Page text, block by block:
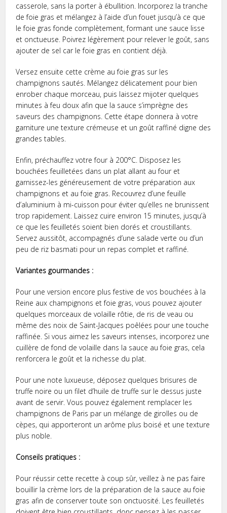
casserole, sans la porter à ébullition. Incorporez la tranche
de foie gras et mélangez à l’aide d’un fouet jusqu’à ce que
le foie gras fonde complètement, formant une sauce lisse
et onctueuse. Poivrez légèrement pour relever le goût, sans
ajouter de sel car le foie gras en contient déjà.
Versez ensuite cette crème au foie gras sur les
champignons sautés. Mélangez délicatement pour bien
enrober chaque morceau, puis laissez mijoter quelques
minutes à feu doux afin que la sauce s’imprègne des
saveurs des champignons. Cette étape donnera à votre
garniture une texture crémeuse et un goût raffiné digne des
grandes tables.
Enfin, préchauffez votre four à 200°C. Disposez les
bouchées feuilletées dans un plat allant au four et
garnissez-les généreusement de votre préparation aux
champignons et au foie gras. Recouvrez d’une feuille
d’aluminium à mi-cuisson pour éviter qu’elles ne brunissent
trop rapidement. Laissez cuire environ 15 minutes, jusqu’à
ce que les feuilletés soient bien dorés et croustillants.
Servez aussitôt, accompagnés d’une salade verte ou d’un
peu de riz basmati pour un repas complet et raffiné.
Variantes gourmandes :
Pour une version encore plus festive de vos bouchées à la
Reine aux champignons et foie gras, vous pouvez ajouter
quelques morceaux de volaille rôtie, de ris de veau ou
même des noix de Saint-Jacques poêlées pour une touche
raffinée. Si vous aimez les saveurs intenses, incorporez une
cuillère de fond de volaille dans la sauce au foie gras, cela
renforcera le goût et la richesse du plat.
Pour une note luxueuse, déposez quelques brisures de
truffe noire ou un filet d’huile de truffe sur le dessus juste
avant de servir. Vous pouvez également remplacer les
champignons de Paris par un mélange de girolles ou de
cèpes, qui apporteront un arôme plus boisé et une texture
plus noble.
Conseils pratiques :
Pour réussir cette recette à coup sûr, veillez à ne pas faire
bouillir la crème lors de la préparation de la sauce au foie
gras afin de conserver toute son onctuosité. Les feuilletés